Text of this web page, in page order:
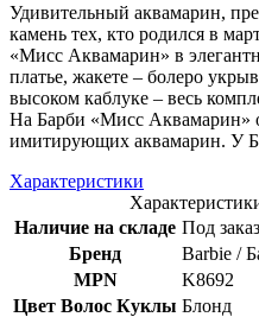
Удивительный аквамарин,
камень тех, кто родился в
«Мисс Аквамарин» в
платье, жакете – болеро
высоком каблуке – весь
На Барби «Мисс Аквамарин»
имитирующих аквамарин. У
Характеристики
Наличие на складе Под заказ
Бренд
Barbie /
MPN
K8692
Цвет Волос Куклы Блонд